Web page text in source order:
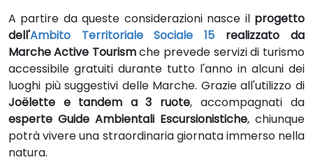
A partire da queste considerazioni nasce il progetto
dell'Ambito Territoriale Sociale 15 realizzato da
Marche Active Tourismche prevede servizi di turismo
accessibile gratuiti durante tutto l'anno in alcuni dei
luoghi più suggestivi delle Marche. Grazie all'utilizzo di
Joëlette e tandem a 3 ruote, accompagnati da
esperte Guide Ambientali Escursionistiche, chiunque
potrà vivere una straordinaria giornata immerso nella
natura.